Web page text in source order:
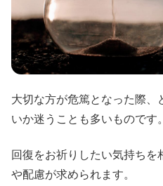
大切な方が危篤となった際、
いか迷うことも多いものです。
回復をお祈りしたい気持ちを
や配慮が求められます。